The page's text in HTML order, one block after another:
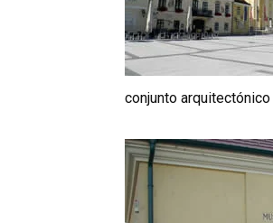
conjunto